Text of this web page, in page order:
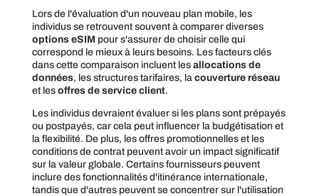
Lors de l'évaluation d'un nouveau plan mobile, les
individus se retrouvent souvent à comparer diverses
options eSIMpour s'assurer de choisir celle qui
correspond le mieux à leurs besoins. Les facteurs clés
dans cette comparaison incluent les allocations de
données, les structures tarifaires, la couverture réseau
et les offres de service client.
Les individus devraient évaluer si les plans sont prépayés
ou postpayés, car cela peut influencer la budgétisation et
la flexibilité. De plus, les offres promotionnelles et les
conditions de contrat peuvent avoir un impact significatif
sur la valeur globale. Certains fournisseurs peuvent
inclure des fonctionnalités d'itinérance internationale,
tandis que d'autres peuvent se concentrer sur l'utilisation